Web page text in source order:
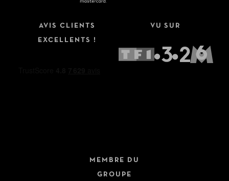
AVIS CLIENTS
EXCELLENTS !
VU SUR
MEMBRE DU
GROUPE